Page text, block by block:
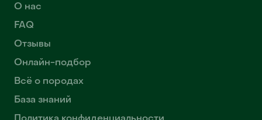
О нас
FAQ
Отзывы
Онлайн-подбор
Всё о породах
База знаний